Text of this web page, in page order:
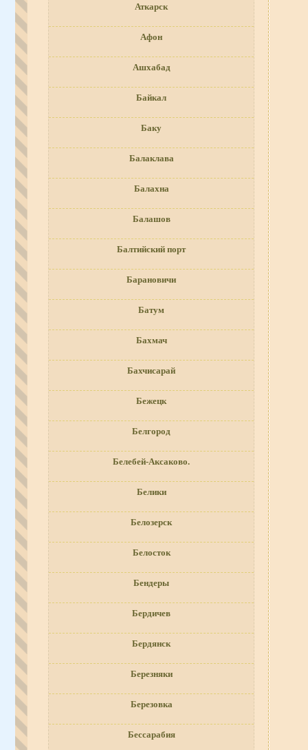
Аткарск
Афон
Ашхабад
Байкал
Баку
Балаклава
Балахна
Балашов
Балтийский порт
Барановичи
Батум
Бахмач
Бахчисарай
Бежецк
Белгород
Белебей-Аксаково.
Белики
Белозерск
Белосток
Бендеры
Бердичев
Бердянск
Березняки
Березовка
Бессарабия